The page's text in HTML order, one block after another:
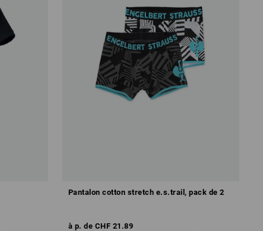
Pantalon cotton stretch e.s.trail, pack de 2
à p. de CHF 21.89